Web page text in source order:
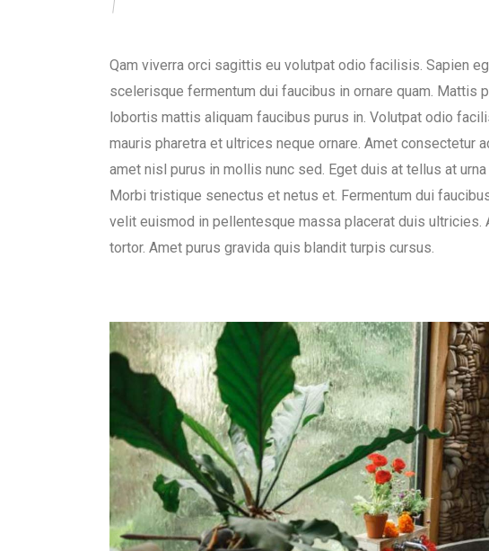
Qam viverra orci sagittis eu volutpat odio facilisis. Sapien
scelerisque fermentum dui faucibus in ornare quam. Mattis
lobortis mattis aliquam faucibus purus in. Volutpat odio
mauris pharetra et ultrices neque ornare. Amet consectetur
amet nisl purus in mollis nunc sed. Eget duis at tellus at
Morbi tristique senectus et netus et. Fermentum dui
velit euismod in pellentesque massa placerat duis
tortor. Amet purus gravida quis blandit turpis cursus.